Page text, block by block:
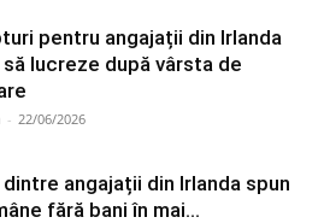
pentru angajații din Irlanda
lucreze după vârsta de
- 22/06/2026
angajații din Irlanda spun
fără bani în mai...